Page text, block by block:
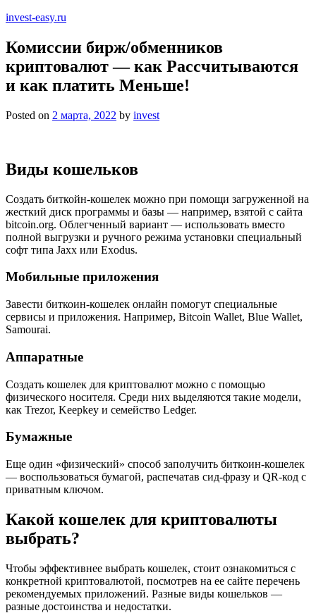
invest-easy.ru
Комиссии бирж/обменников
криптовалют — как Рассчитываются
и как платить Меньше!
Posted on 2 марта, 2022 by invest
Виды кошельков
Создать биткойн-кошелек можно при помощи загруженной на
жесткий диск программы и базы — например, взятой с сайта
bitcoin.org. Облегченный вариант — использовать вместо
полной выгрузки и ручного режима установки специальный
софт типа Jaxx или Exodus.
Мобильные приложения
Завести биткоин-кошелек онлайн помогут специальные
сервисы и приложения. Например, Bitcoin Wallet, Blue Wallet,
Samourai.
Аппаратные
Создать кошелек для криптовалют можно с помощью
физического носителя. Среди них выделяются такие модели,
как Trezor, Keepkey и семейство Ledger.
Бумажные
Еще один «физический» способ заполучить биткоин-кошелек
— воспользоваться бумагой, распечатав сид-фразу и QR-код с
приватным ключом.
Какой кошелек для криптовалюты
выбрать?
Чтобы эффективнее выбрать кошелек, стоит ознакомиться с
конкретной криптовалютой, посмотрев на ее сайте перечень
рекомендуемых приложений. Разные виды кошельков —
разные достоинства и недостатки.